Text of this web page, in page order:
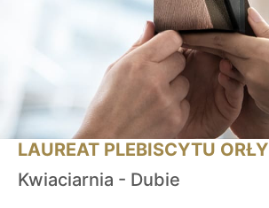
LAUREAT PLEBISCYTU ORŁY
Kwiaciarnia - Dubie